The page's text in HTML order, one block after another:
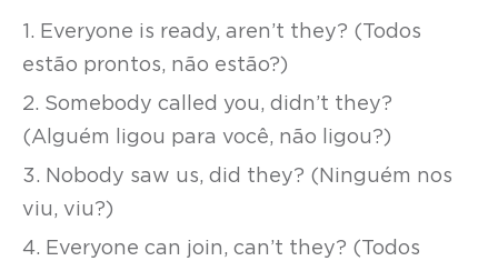
1. Everyone is ready, aren’t they? (Todos
estão prontos, não estão?)
2. Somebody called you, didn’t they?
(Alguém ligou para você, não ligou?)
3. Nobody saw us, did they? (Ninguém nos
viu, viu?)
4. Everyone can join, can’t they? (Todos